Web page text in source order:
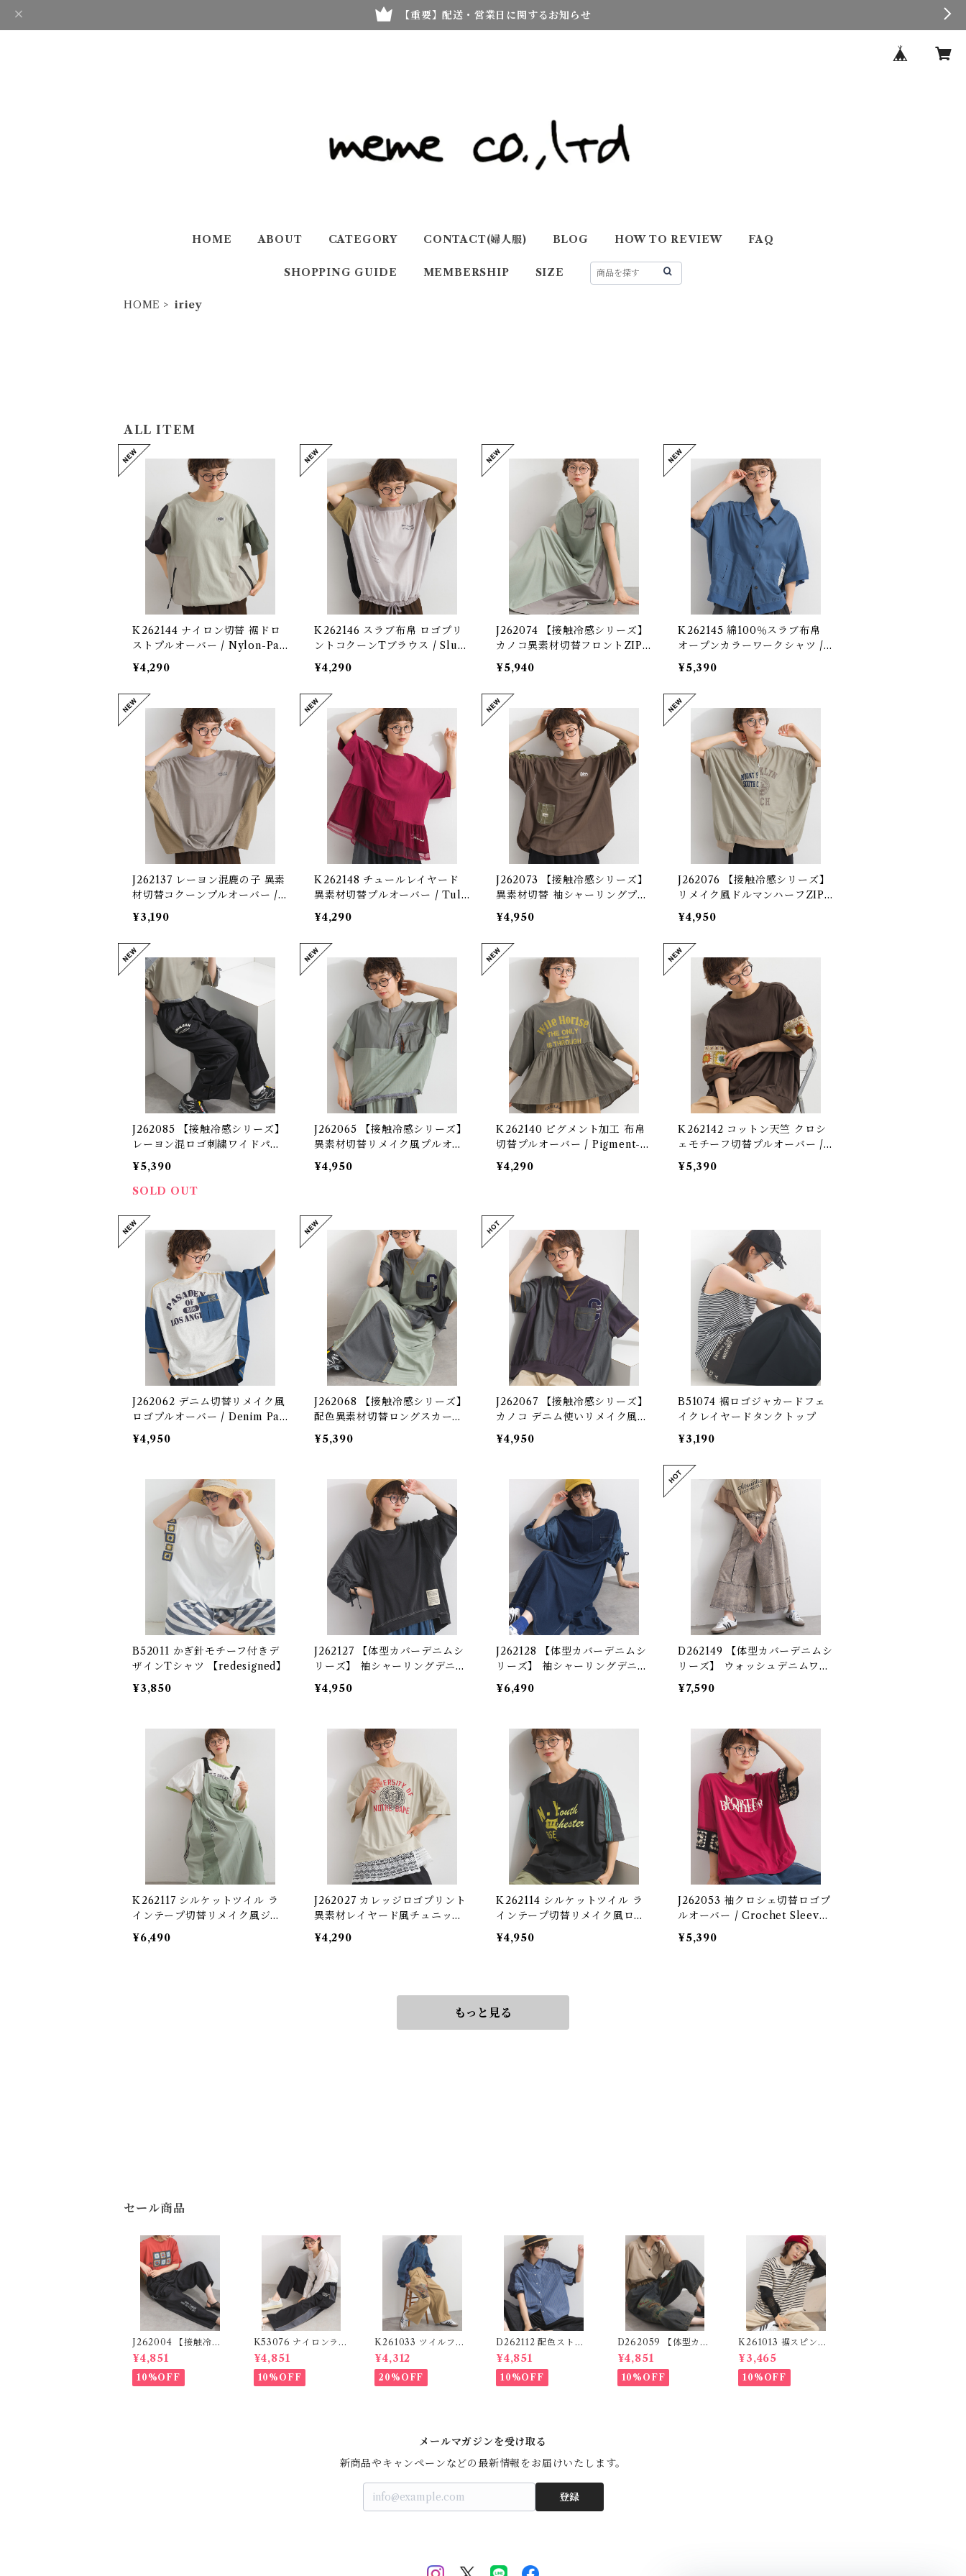
【重要】配送・営業日に関するお知らせ
HOME ABOUT CATEGORY CONTACT(婦人服) BLOG HOW TO REVIEW FAQ
SHOPPING GUIDE MEMBERSHIP SIZE
HOME iriey
ALL ITEM
K262144 ナイロン切替 裾ドロ
ストプルオーバー / Nylon-Pan
el Drawstring-Hem Pullover
¥4,290
K262146 スラブ布帛 ロゴプリ
ントコクーンTブラウス / Slub
Cotton Cocoon-Silhouette
Graphic Blouse
¥4,290
J262074 【接触冷感シリーズ】
カノコ異素材切替フロントZIP
ワンピース / Cool-Touch Piq
ué Mixed-Fabric Front-Zip
Dress
¥5,940
K262145 綿100％スラブ布帛
オープンカラーワークシャツ /
Cotton Slub Open-Collar W
ork Shirt
¥5,390
J262137 レーヨン混鹿の子 異素
材切替コクーンプルオーバー /
Rayon-Blend Piqué Mixed-F
abric Cocoon Pullover
¥3,190
K262148 チュールレイヤード
異素材切替プルオーバー / Tull
e-Layered Mixed-Fabric Pul
lover
¥4,290
J262073 【接触冷感シリーズ】
異素材切替 袖シャーリングプル
オーバー / Cool-Touch Mixe
d-Fabric Shirred-Sleeve Pull
over
¥4,950
J262076 【接触冷感シリーズ】
リメイク風ドルマンハーフZIP
プリントプルオーバー / Cool-
Touch Remake-Inspired Dol
man Half-Zip Graphic Pullo
ver
¥4,950
J262085 【接触冷感シリーズ】
レーヨン混ロゴ刺繍ワイドパン
ツ / Cool-Touch Rayon-Blen
d Logo Embroidered Wide-L
eg Pants
¥5,390
SOLD OUT
J262065 【接触冷感シリーズ】
異素材切替リメイク風プルオー
バー / Cool-Touch Mixed-Fa
bric Remake-Style Pullover
¥4,950
K262140 ピグメント加工 布帛
切替プルオーバー / Pigment-D
yed Woven Panel Pullover
¥4,290
K262142 コットン天竺 クロシ
ェモチーフ切替プルオーバー /
Cotton Jersey Crochet Motif
Panel Pullover
¥5,390
J262062 デニム切替リメイク風
ロゴプルオーバー / Denim Pan
el Remake-Style Logo Pullo
ver
¥4,950
J262068 【接触冷感シリーズ】
配色異素材切替ロングスカート
/ Cool-Touch Contrast Mixe
d-Fabric Long Skirt
¥5,390
J262067 【接触冷感シリーズ】
カノコ デニム使いリメイク風プ
ルオーバー (セットアップ対応)
/ Cool-Touch Piqué Remake
Details (Matching Set Availa
¥4,950
B51074 裾ロゴジャカードフェ
イクレイヤードタンクトップ
¥3,190
B52011 かぎ針モチーフ付きデ
ザインTシャツ 【redesigned】
¥3,850
J262127 【体型カバーデニムシ
リーズ】 袖シャーリングデニム
切替プルオーバー / Shirring Sl
eeve Denim Panel Pullover
¥4,950
J262128 【体型カバーデニムシ
リーズ】 袖シャーリングデニム
切替ワンピース / Shirring Slee
ve Denim Panel Dress 【re-d
¥6,490
D262149 【体型カバーデニムシ
リーズ】 ウォッシュデニムワイ
ドパンツ / Washed Denim Wi
de Pants
¥7,590
K262117 シルケットツイル ラ
インテープ切替リメイク風ジャ
ンパースカート / Silket-Finish
Twill Remake-Style Jumper
¥6,490
J262027 カレッジロゴプリント
異素材レイヤード風チュニック
/ College Logo Print Mixed-
Fabric Layered-Look Tunic
¥4,290
K262114 シルケットツイル ラ
インテープ切替リメイク風ロゴ
プルオーバー / Mercerized T
will Remake-Style Logo Pul
¥4,950
J262053 袖クロシェ切替ロゴプ
ルオーバー / Crochet Sleeve
Logo Pullover
¥5,390
もっと見る
セール商品
J262004 【接触冷感
シリーズ】 ツイルワー
ク風ロゴパンツ / Coo
l Touch Twill Work
Logo Pants (残りわ
¥4,851
10%OFF
K53076 ナイロンライ
ンパンツ / Nylon Lin
e Pants (残りわずか)
¥4,851
10%OFF
K261033 ツイルフォ
トプリントイージーテ
ーパードパンツ / Twil
l Photo Print Easy T
apered Pants
¥4,312
20%OFF
D262112 配色ストラ
イプブラウス / Color
Block Stripe Relaxe
d Blouse 【re-stoc
k】
¥4,851
10%OFF
D262059 【体型カバ
ーデニムシリーズ】 パ
ッチワークロゴデニム
パンツ / Patchwork
Logo Denim Pants
¥4,851
10%OFF
K261013 裾スピンド
ル裏毛カットベスト /
Drawstring Hem Sw
eat Cut Vest
¥3,465
10%OFF
メールマガジンを受け取る
新商品やキャンペーンなどの最新情報をお届けいたします。
登録